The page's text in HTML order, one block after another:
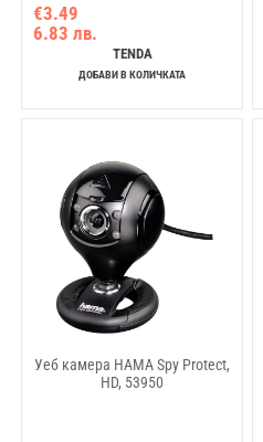
€3.49
6.83 лв.
TENDA
ДОБАВИ В КОЛИЧКАТА
Уеб камера HAMA Spy Protect,
HD, 53950